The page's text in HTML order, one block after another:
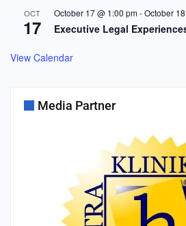
OCT
17
October 17 @ 1:00 pm-October
Executive Legal
View Calendar
Media Partner